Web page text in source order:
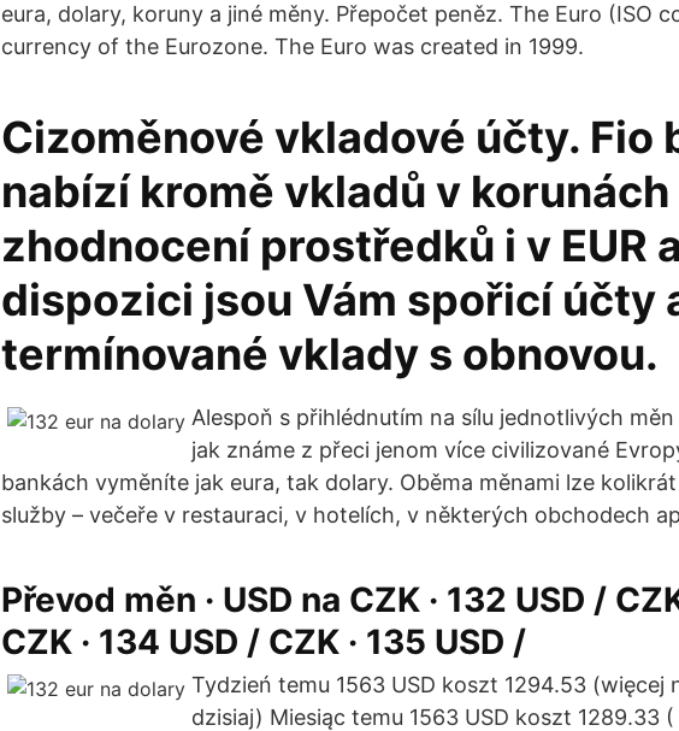
eura, dolary, koruny a jiné měny. Přepočet peněz. The Euro (ISO
currency of the Eurozone. The Euro was created in 1999.
Cizoměnové vkladové účty. Fio
nabízí kromě vkladů v
zhodnocení prostředků i v EUR
dispozici jsou Vám spořicí účty
termínované vklady s obnovou.
Alespoň s přihlédnutím na sílu jednotlivých měn
jak známe z přeci jenom více civilizované
bankách vyměníte jak eura, tak dolary. Oběma měnami lze
služby – večeře v restauraci, v hotelích, v některých obchodech
Převod měn · USD na CZK · 132 USD /
CZK · 134 USD / CZK · 135 USD /
Tydzień temu 1563 USD koszt 1294.53 (więcej
dzisiaj) Miesiąc temu 1563 USD koszt 1289.33